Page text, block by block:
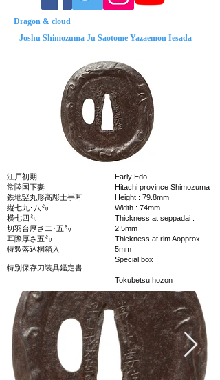
Dragon & cloud
Joshu Shimozuma Ju Saotome Yazaemon Iesada
江戸初期
常陸国下妻
鉄地竪丸形高彫土手耳
縦七九･八㍉
横七四㍉
切羽台厚さ二･五㍉
耳際厚さ五㍉
特製落込桐箱入
特別保存刀装具鑑定書
Early Edo
Hitachi province Shimozuma
Height : 79.8mm
Width : 74mm
Thickness at seppadai :
2.5mm
Thickness at rim Aopprox.
5mm
Special box
Tokubetsu hozon